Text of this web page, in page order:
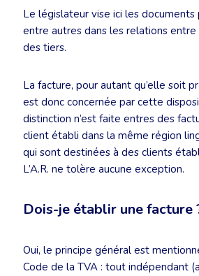
Le législateur vise ici les documents
entre autres dans les relations
des tiers.
La facture, pour autant qu’elle soit
est donc concernée par cette
distinction n’est faite entres des
client établi dans la même région
qui sont destinées à des clients
L’A.R. ne tolère aucune exception.
Dois-je établir une facture
Oui, le principe général est
Code de la TVA : tout indépendant